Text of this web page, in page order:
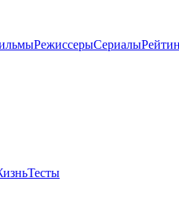
РежиссерыСериалы
Тесты